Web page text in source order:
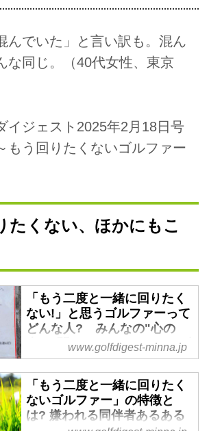
んでいた」と言い訳も。混ん
な同じ。（40代女性、東京
イジェスト2025年2月18日号
もう回りたくないゴルファー
たくない、ほかにもこ
「もう二度と一緒に回りたく
ない!」と思うゴルファーって
どんな人? みんなの"心の
声"を聞いてみた - みんなのゴ
ルフダイジェスト
一緒に来てはみたものの……、
「もうアナタとは回らない」と心
で宣言すること、ありますよね。
口に出しては言えない皆さんの心
www.golfdigest-minna.jp
「もう二度と一緒に回りたく
ないゴルファー」の特徴と
は? 嫌われる同伴者あるある